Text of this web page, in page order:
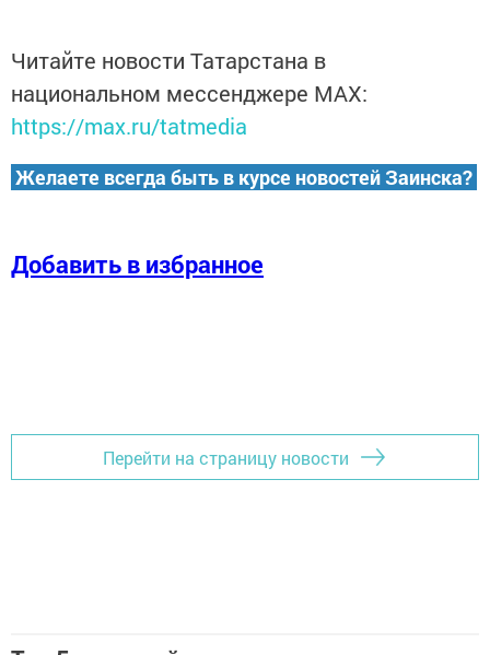
Читайте новости Татарстана в
национальном мессенджере MАХ:
https://max.ru/tatmedia
Желаете всегда быть в курсе новостей Заинска?
Добавить в избранное
Перейти на страницу новости